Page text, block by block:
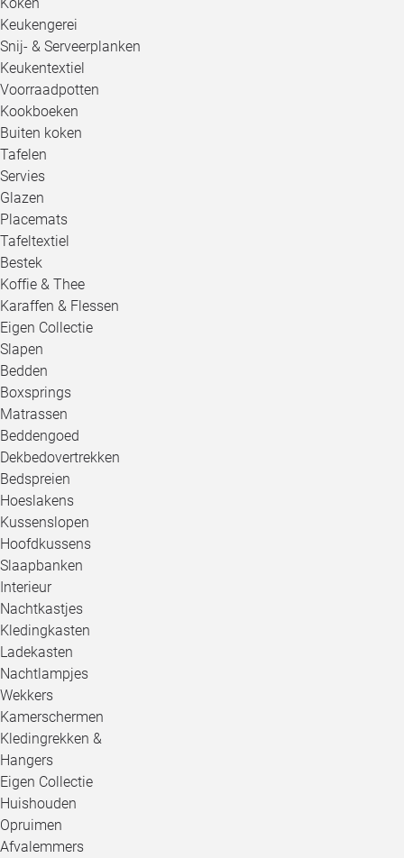
Keukengerei
Snij- & Serveerplanken
Keukentextiel
Voorraadpotten
Kookboeken
Buiten koken
Tafelen
Servies
Glazen
Placemats
Tafeltextiel
Bestek
Koffie & Thee
Karaffen & Flessen
Eigen Collectie
Slapen
Bedden
Boxsprings
Matrassen
Beddengoed
Dekbedovertrekken
Bedspreien
Hoeslakens
Kussenslopen
Hoofdkussens
Slaapbanken
Interieur
Nachtkastjes
Kledingkasten
Ladekasten
Nachtlampjes
Wekkers
Kamerschermen
Kledingrekken &
Hangers
Eigen Collectie
Huishouden
Opruimen
Afvalemmers